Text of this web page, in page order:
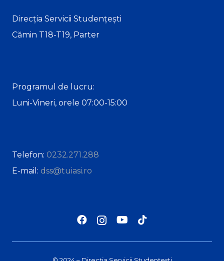
Direcția Servicii Studențești
Cămin T18-T19, Parter
Programul de lucru:
Luni-Vineri, orele 07:00-15:00
Telefon: 0232.271.288
E-mail: dss@tuiasi.ro